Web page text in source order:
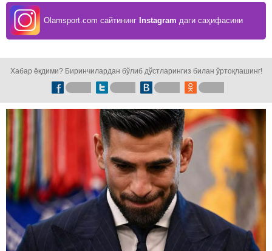
Olamsport.com сайтининг Instagram даги саҳифасини
Хабар ёқдими? Биринчилардан бўлиб дўстларингиз билан ўртоқлашинг!